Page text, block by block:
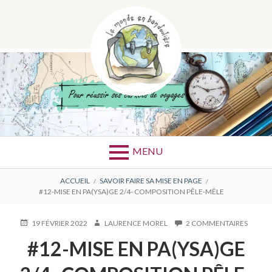
LE MONDE EN
BANDOULIÈRE
Pour réussir ses croquis et escapades
MENU
ACCUEIL
SAVOIR FAIRE SA MISE EN PAGE
#12-MISE EN PA(YSA)GE 2/4- COMPOSITION PÊLE-MÊLE
PUBLIÉ19 FÉVRIER 2022 AUTEUR
LAURENCE MOREL 2 COMMENTAIRESSUR
#12-MISE EN PA(YSA)GE